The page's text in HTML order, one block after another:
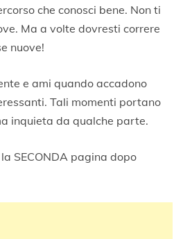
che conosci bene. Non ti
Ma a volte dovresti correre
nuove!
e ami quando accadono
Tali momenti portano
inquieta da qualche parte.
SECONDA pagina dopo